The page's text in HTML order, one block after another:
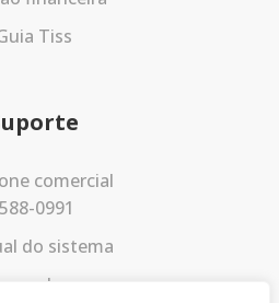
Tiss
comercial
0991
do sistema
de uso